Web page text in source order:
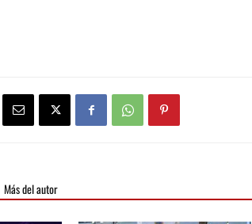
Más del autor